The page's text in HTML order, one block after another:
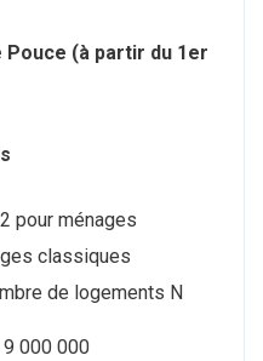
Pouce (à partir du 1er
pour ménages
classiques
de logements N
000 000